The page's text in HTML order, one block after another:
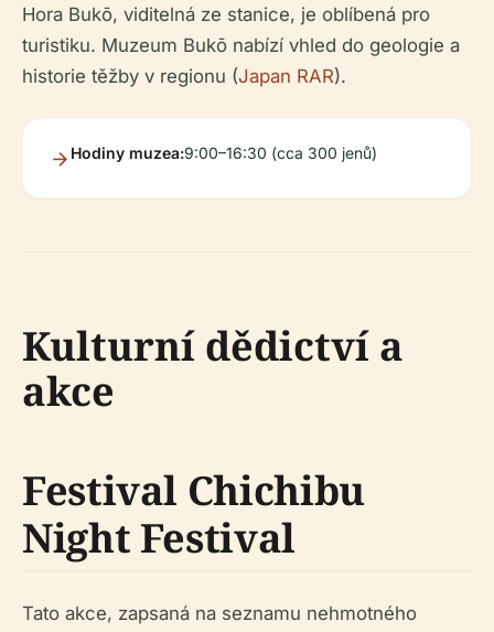
Hora Bukō, viditelná ze stanice, je oblíbená pro
turistiku. Muzeum Bukō nabízí vhled do geologie a
historie těžby v regionu (Japan RAR).
Hodiny muzea:9:00–16:30 (cca 300 jenů)
Kulturní dědictví a
akce
Festival Chichibu
Night Festival
Tato akce, zapsaná na seznamu nehmotného